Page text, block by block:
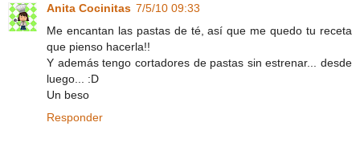
Anita Cocinitas 7/5/10 09:33
Me encantan las pastas de té, así que me quedo tu receta
que pienso hacerla!!
Y además tengo cortadores de pastas sin estrenar... desde
luego... :D
Un beso
Responder